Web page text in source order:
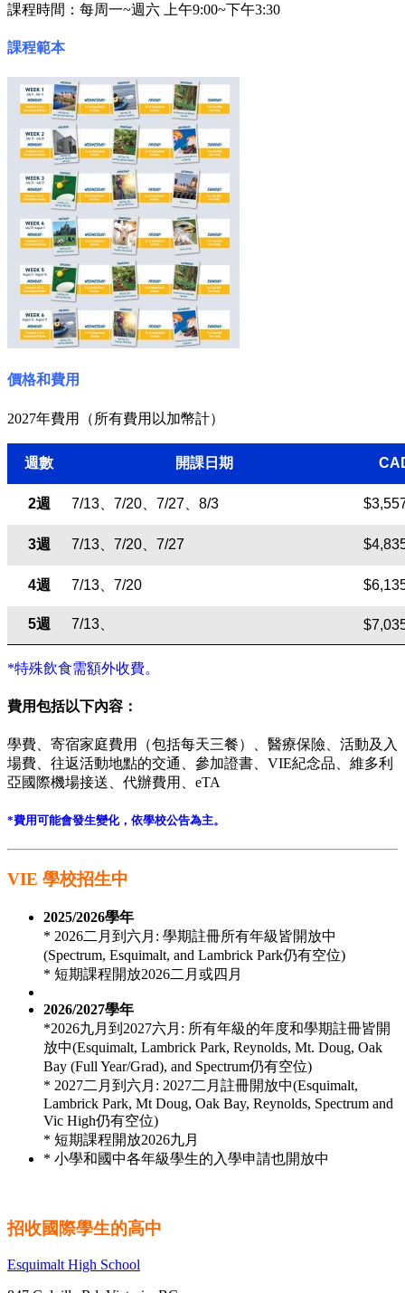
課程時間：每周一~週六 上午9:00~下午3:30
課程範本
價格和費用
2027年費用（所有費用以加幣計）
週數 開課日期
2週 7/13 7/20 7/27 8/3
3週 7/13 7/20 7/27
4週 7/13 7/20
5週 7/13
*特殊飲食需額外收費。
費用包括以下內容：
學費、寄宿家庭費用（包括每天三餐）、醫療保險、活動及入
場費、往返活動地點的交通、參加證書、VIE紀念品、維多利
亞國際機場接送、代辦費用、eTA
*費用可能會發生變化，依學校公告為主。
VIE 學校招生中
2025/2026學年
* 2026二月到六月: 學期註冊所有年級皆開放中
(Spectrum, Esquimalt, and Lambrick Park仍有空位)
* 短期課程開放2026二月或四月
2026/2027學年
*2026九月到2027六月: 所有年級的年度和學期註冊皆開
放中(Esquimalt, Lambrick Park, Reynolds, Mt. Doug, Oak
Bay (Full Year/Grad), and Spectrum仍有空位)
* 2027二月到六月: 2027二月註冊開放中(Esquimalt,
Lambrick Park, Mt Doug, Oak Bay, Reynolds, Spectrum and
Vic High仍有空位)
* 短期課程開放2026九月
* 小學和國中各年級學生的入學申請也開放中
招收國際學生的高中
Esquimalt High School